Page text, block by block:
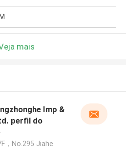
mais
Imp &
perfil do
，No.295 Jiahe